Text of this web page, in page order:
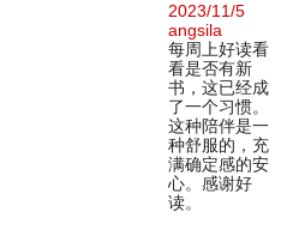
2023/11/5
angsila
每周上好读看
看是否有新
书，这已经成
了一个习惯。
这种陪伴是一
种舒服的，充
满确定感的安
心。感谢好
读。